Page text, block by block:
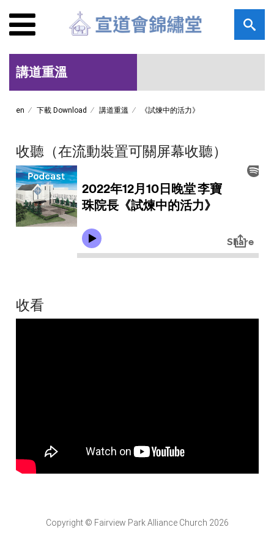
講道重溫
en 下載 Download 講道重溫 《試煉中的活力》
收聽（在流動裝置可關屏幕收聽）
收看
Copyright © Fairview Park Alliance Church 2026